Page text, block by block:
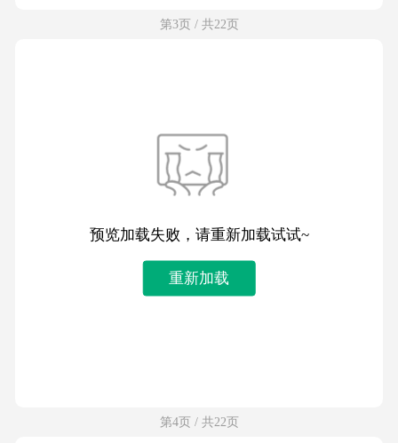
第3页 / 共22页
预览加载失败，请重新加载试试~
重新加载
第4页 / 共22页